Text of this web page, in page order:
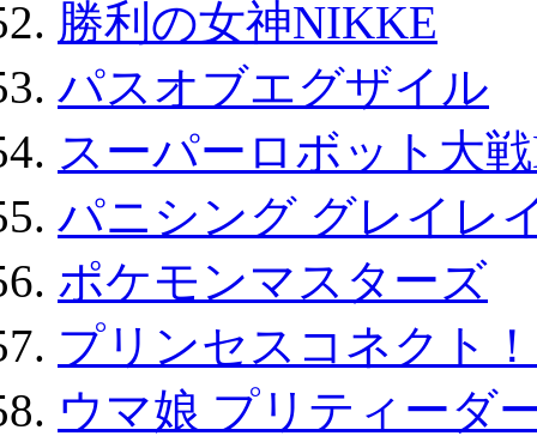
勝利の女神NIKKE
パスオブエグザイル
スーパーロボット大
パニシング グレイレ
ポケモンマスターズ
プリンセスコネクト
ウマ娘 プリティーダ